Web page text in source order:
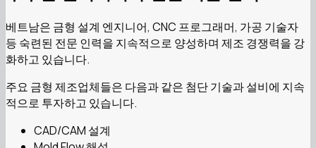
베트남은 금형 설계 엔지니어, CNC 프로그래머, 가공 기술자
등 숙련된 전문 인력을 지속적으로 양성하며 제조 경쟁력을 강
화하고 있습니다.
주요 금형 제조업체들은 다음과 같은 첨단 기술과 설비에 지속
적으로 투자하고 있습니다.
CAD/CAM 설계